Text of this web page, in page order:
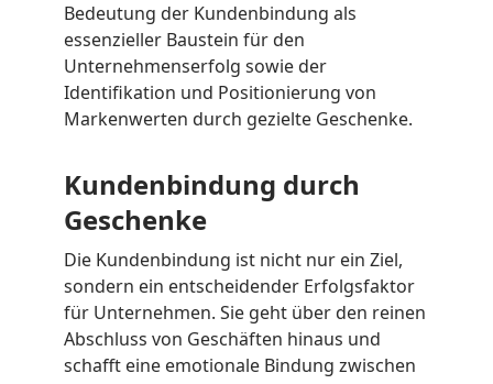
Bedeutung der Kundenbindung als
essenzieller Baustein für den
Unternehmenserfolg sowie der
Identifikation und Positionierung von
Markenwerten durch gezielte Geschenke.
Kundenbindung durch
Geschenke
Die Kundenbindung ist nicht nur ein Ziel,
sondern ein entscheidender Erfolgsfaktor
für Unternehmen. Sie geht über den reinen
Abschluss von Geschäften hinaus und
schafft eine emotionale Bindung zwischen